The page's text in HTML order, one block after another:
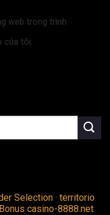
web trong trình
của tôi.
Selection · territorio
casino-8888.net